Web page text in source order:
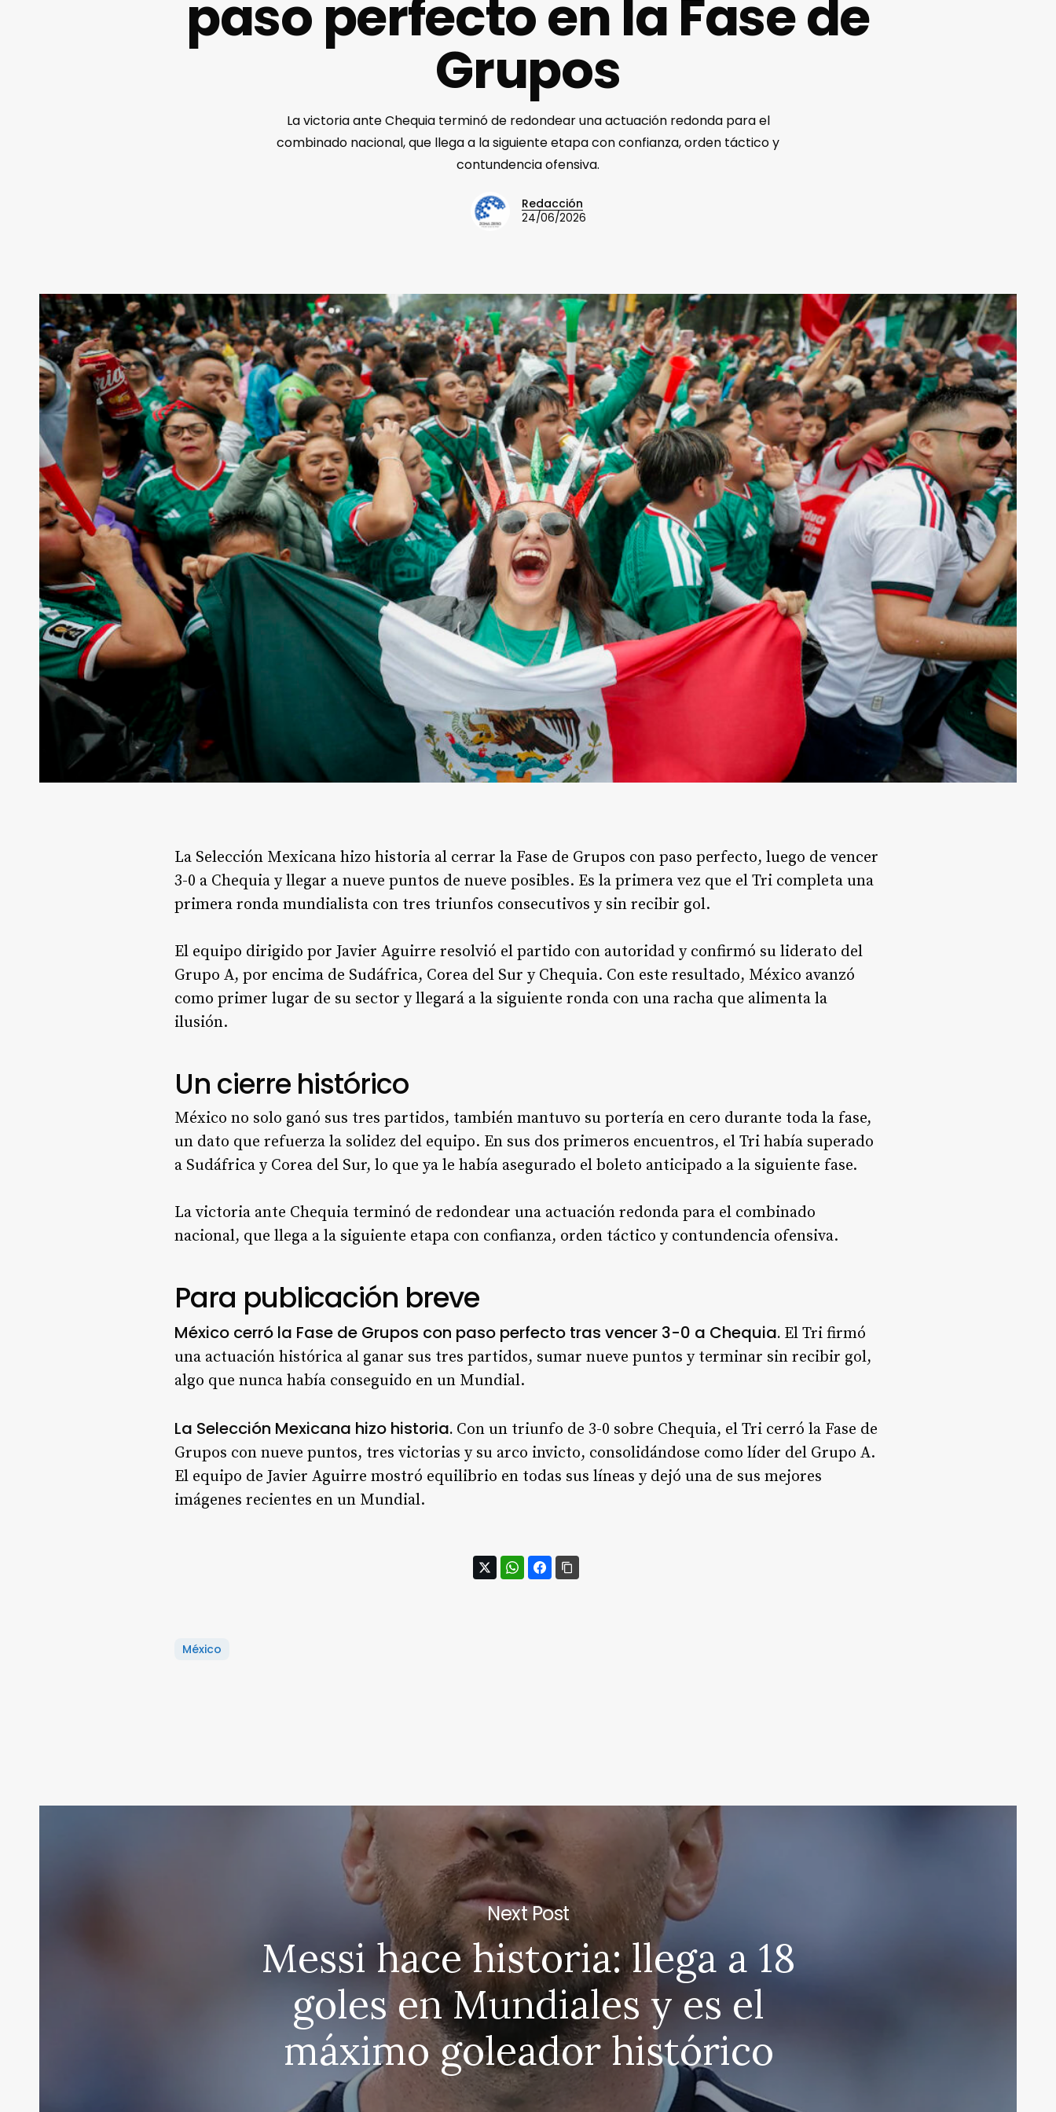
paso perfecto en la Fase de
Grupos
La victoria ante Chequia terminó de redondear una actuación redonda para el
combinado nacional, que llega a la siguiente etapa con confianza, orden táctico y
contundencia ofensiva.
Redacción
24/06/2026
La Selección Mexicana hizo historia al cerrar la Fase de Grupos con paso perfecto, luego de vencer
3-0 a Chequia y llegar a nueve puntos de nueve posibles. Es la primera vez que el Tri completa una
primera ronda mundialista con tres triunfos consecutivos y sin recibir gol.
El equipo dirigido por Javier Aguirre resolvió el partido con autoridad y confirmó su liderato del
Grupo A, por encima de Sudáfrica, Corea del Sur y Chequia. Con este resultado, México avanzó
como primer lugar de su sector y llegará a la siguiente ronda con una racha que alimenta la
ilusión.
Un cierre histórico
México no solo ganó sus tres partidos, también mantuvo su portería en cero durante toda la fase,
un dato que refuerza la solidez del equipo. En sus dos primeros encuentros, el Tri había superado
a Sudáfrica y Corea del Sur, lo que ya le había asegurado el boleto anticipado a la siguiente fase.
La victoria ante Chequia terminó de redondear una actuación redonda para el combinado
nacional, que llega a la siguiente etapa con confianza, orden táctico y contundencia ofensiva.
Para publicación breve
México cerró la Fase de Grupos con paso perfecto tras vencer 3-0 a Chequia. El Tri firmó
una actuación histórica al ganar sus tres partidos, sumar nueve puntos y terminar sin recibir gol,
algo que nunca había conseguido en un Mundial.
La Selección Mexicana hizo historia. Con un triunfo de 3-0 sobre Chequia, el Tri cerró la Fase de
Grupos con nueve puntos, tres victorias y su arco invicto, consolidándose como líder del Grupo A.
El equipo de Javier Aguirre mostró equilibrio en todas sus líneas y dejó una de sus mejores
imágenes recientes en un Mundial.
México
Next Post
Messi hace historia: llega a 18
goles en Mundiales y es el
máximo goleador histórico